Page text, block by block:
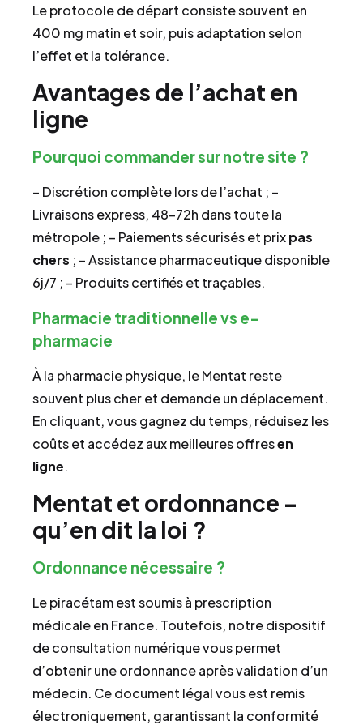
Le protocole de départ consiste souvent en
400 mg matin et soir, puis adaptation selon
l’effet et la tolérance.
Avantages de l’achat en
ligne
Pourquoi commander sur notre site ?
– Discrétion complète lors de l’achat ; –
Livraisons express, 48–72h dans toute la
métropole ; – Paiements sécurisés et prixpas
chers ; – Assistance pharmaceutique disponible
6j/7 ; – Produits certifiés et traçables.
Pharmacie traditionnelle vs e-
pharmacie
À la pharmacie physique, le Mentat reste
souvent plus cher et demande un déplacement.
En cliquant, vous gagnez du temps, réduisez les
coûts et accédez aux meilleures offresen
ligne.
Mentat et ordonnance –
qu’en dit la loi ?
Ordonnance nécessaire ?
Le piracétam est soumis à prescription
médicale en France. Toutefois, notre dispositif
de consultation numérique vous permet
d’obtenir une ordonnance après validation d’un
médecin. Ce document légal vous est remis
électroniquement, garantissant la conformité